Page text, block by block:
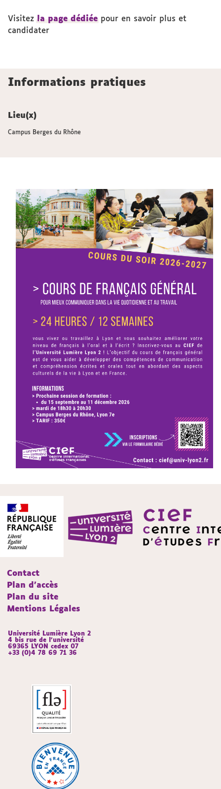
Visitez la page dédiée pour en savoir plus et
candidater
Informations pratiques
Lieu(x)
Campus Berges du Rhône
Contact
Plan d'accès
Plan du site
Mentions Légales
Université Lumière Lyon 2
4 bis rue de l’université
69365 LYON cedex 07
+33 (0)4 78 69 71 36